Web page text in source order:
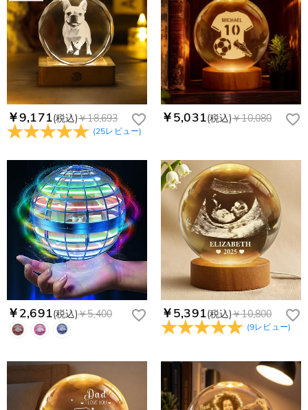
の国・地域によって送料が異なります。また、海外配送の際は
受取人様に関税が発生する場合がございます。
お客様が商品受け取り後、60日以内の未使用品の返品は可能で
す。受注生産品のため、返品は50%の返品手数料(材料費)が発
生致します。詳細はキャンセル/返品についてまでご確認くだ
さい。.
注文＆支払いについて
注文後に注文の内容を変更できますか？
もし注文確認メールをご確認後、注文内容に間違いでもありま
したら、至急カスタマーサポート【Eメール：
service@drawelry.jp】までご連絡ください。ご連絡頂く時に注
文番号もお送りください。
Drawelryからのメールが届きません。
Drawelryからのメールが届いていない場合、次の可能性が考え
られます。原因①迷惑メールフォルダに移動されている。解決
策：迷惑メールフォルダに届いているDrawelryからのメールを
メールが正しく届くように、迷惑メールフィルターの設定を変
更してください。原因②通信状態などによりメールの到着が遅
れている。解決策：数時間たっても届かない場合は、今後お送
りするメールも遅れる可能性がありますので、別のメールアド
レスからお名前とご住所を記載したメールを
service@drawelry.jp へ送信してください。原因③メールアド
レスの入力に誤りがある。解決策：お名前とご住所を記載した
メールを service@drawelry.jp へ送信してください。
支払方法は何がありますか？
Paypal、ApplePay、GooglePayからお選びいただけます。
か
コンビニ前払いのお支払い期限はご注文から 6 日間となりま
す。
支払い情報は保護されますか？
お支払い情報は高度なセキュリティで保護されております。お
客様のお支払い情報は当社のサーバーに一切保存されません。
Paypal又はクレジットカート発行会社によって処理されます。
個人情報は保護されますか？
当社では、個人情報保護を目的としたコンプライアンスに則
り、プライバシーポリシーを定めています。お客様に安心かつ
安全にご利用いただけるよう最善の注意を払い、個人情報を厳
重に取り扱っています。 詳細はプライバシーポリシー
までご
確認ください
￥9,171(税込)￥18,693
(25レビュー)
￥5,031(税込)￥10,080
￥2,691(税込)￥5,400 ￥5,391(税込)￥10,800
(9レビュー)